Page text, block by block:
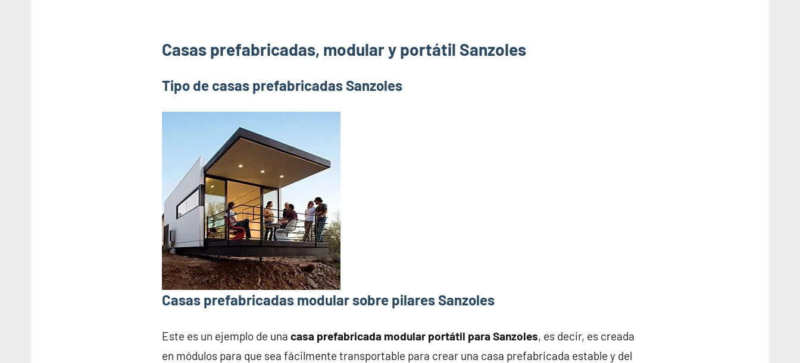
Casas prefabricadas, modular y portátil Sanzoles
Tipo de casas prefabricadas Sanzoles
Casas prefabricadas modular sobre pilares Sanzoles
Este es un ejemplo de una casa prefabricada modular portátil para Sanzoles, es decir, es creada
en módulos para que sea fácilmente transportable para crear una casa prefabricada estable y del